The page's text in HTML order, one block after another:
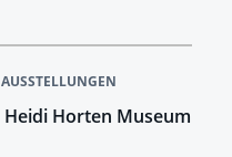
AUSSTELLUNGEN
Heidi Horten Museum